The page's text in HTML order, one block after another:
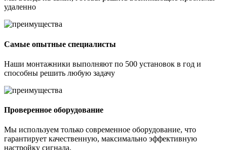
удаленно
Самые опытные специалисты
Наши монтажники выполняют по 500 установок в год и
способны решить любую задачу
Проверенное оборудование
Мы используем только современное оборудование, что
гарантирует качественную, максимально эффективную
настройку сигнала.